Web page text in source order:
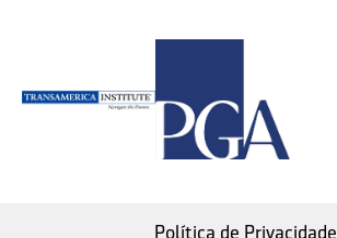
Política de Privacidade